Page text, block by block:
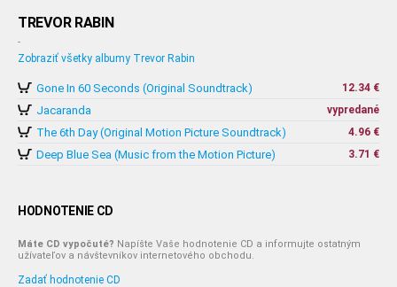
TREVOR RABIN
-
Zobraziť všetky albumy Trevor Rabin
Gone In 60 Seconds (Original Soundtrack) 12.34 €
Jacaranda vypredané
The 6th Day (Original Motion Picture Soundtrack) 4.96 €
Deep Blue Sea (Music from the Motion Picture) 3.71 €
HODNOTENIE CD
Máte CD vypočuté? Napíšte Vaše hodnotenie CD a informujte ostatným
užívateľov a návštevníkov internetového obchodu.
Zadať hodnotenie CD